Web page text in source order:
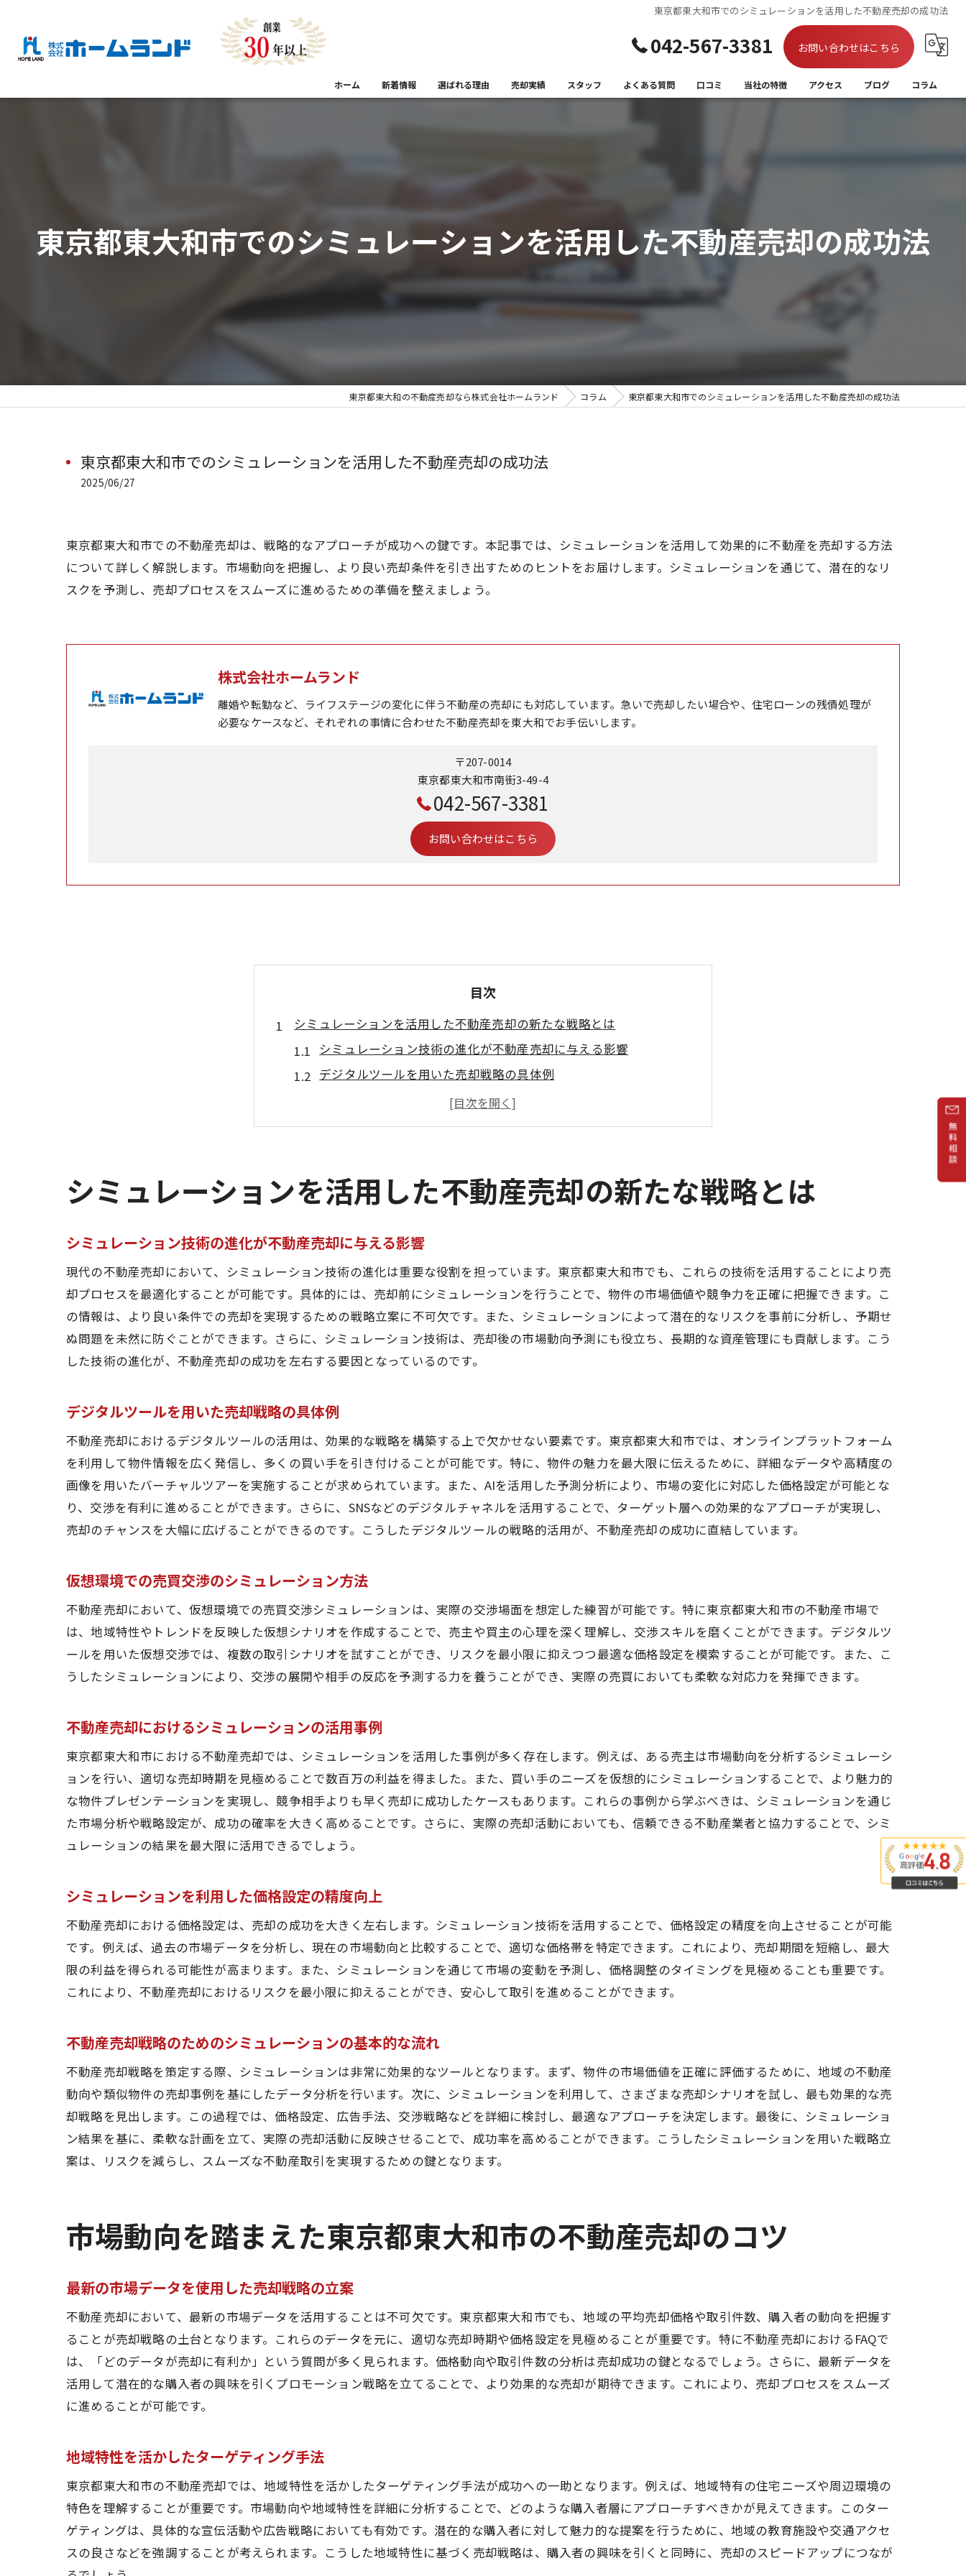
東京都東大和市でのシミュレーションを活用した不動産売却の成功法
042-567-3381 お問い合わせはこちら
ホーム 新着情報 選ばれる理由 売却実績 スタッフ よくある質問 口コミ 当社の特徴
住み替え
アクセス ブログ コラム
東京都東大和市でのシミュレーションを活用した不動産売却の成功法
東京都東大和の不動産売却なら株式会社ホームランド コラム 東京都東大和市でのシミュレーションを活用した不動産売却の成功法
東京都東大和市でのシミュレーションを活用した不動産売却の成功法
2025/06/27
東京都東大和市での不動産売却は、戦略的なアプローチが成功への鍵です。本記事では、シミュレーションを活用して効果的に不動産を売却する方法
について詳しく解説します。市場動向を把握し、より良い売却条件を引き出すためのヒントをお届けします。シミュレーションを通じて、潜在的なリ
スクを予測し、売却プロセスをスムーズに進めるための準備を整えましょう。
株式会社ホームランド
離婚や転勤など、ライフステージの変化に伴う不動産の売却にも対応しています。急いで売却したい場合や、住宅ローンの残債処理が
必要なケースなど、それぞれの事情に合わせた不動産売却を東大和でお手伝いします。
〒207-0014
東京都東大和市南街3-49-4
042-567-3381
お問い合わせはこちら
目次
シミュレーションを活用した不動産売却の新たな戦略とは
シミュレーション技術の進化が不動産売却に与える影響
デジタルツールを用いた売却戦略の具体例
仮想環境での売買交渉のシミュレーション方法
不動産売却におけるシミュレーションの活用事例
不動産売却戦略のためのシミュレーションの基本的な流れ
市場動向を踏まえた東京都東大和市の不動産売却のコツ
地域特性を活かしたターゲティング手法
季節ごとの市場動向を考慮した売却タイミング
データ分析による価格動向の予測とその利用法
東京都東大和市の特性を考えた売却手法のカスタマイズ
複数チャネルを活用した効果的な売却プロモーション
シミュレーションで明らかになる交渉ポイントの事前確認
予測される問題点とその解決策のシミュレーション
売却プロセスの透明性向上に向けたシミュレーション技術
時間短縮を図るためのシミュレーション活用法
実際の売却プロセスにおけるシミュレーションの活用事例
リスクを最小限に抑えるためのシミュレーション活用
不動産売却における主要リスクの特定とその対応策
突発的な市場変動に対する事前準備の重要性
契約トラブルを未然に防ぐための対策
シミュレーションで明らかになる潜在的なリスク要因
シミュレーションで見える不動産売却の潜在的なメリットとデメリット
シミュレーションがもたらす売却活動の効率化
デメリットを理解し成功へ導くためのポイント
不動産価値の最大化に向けたシミュレーション活用法
市場予測誤差を回避するためのシミュレーション戦略
メリットを活かした売却活動の最適化
戦略的な不動産売却を実現するためのシミュレーション活用法
売却戦略を強化するためのシミュレーションのステップ
効率的な交渉戦略を構築するためのシミュレーション活用
シミュレーションを通じて得られる市場の洞察
データ駆動型の売却戦略を支えるシミュレーション技術
市場データを最大限に活用した不動産売却の成功事例
データ分析に基づいた成功事例の紹介
市場データを活用した価格設定の成功要因
地域特性に応じたデータ駆動型売却戦略
市場データを最大限に活用するためのツールと技術
成功する不動産売却のために必要なシミュレーションのステップ
初期準備から実行までのシミュレーションステップ
売却プロセスにおけるシミュレーションの確認ポイント
シミュレーション結果の分析と売却戦略の修正
成功に導くためのシミュレーションの最適化
シミュレーションを活用した不動産売却の新たな戦略とは
シミュレーション技術の進化が不動産売却に与える影響
現代の不動産売却において、シミュレーション技術の進化は重要な役割を担っています。東京都東大和市でも、これらの技術を活用することにより売
却プロセスを最適化することが可能です。具体的には、売却前にシミュレーションを行うことで、物件の市場価値や競争力を正確に把握できます。こ
の情報は、より良い条件での売却を実現するための戦略立案に不可欠です。また、シミュレーションによって潜在的なリスクを事前に分析し、予期せ
ぬ問題を未然に防ぐことができます。さらに、シミュレーション技術は、売却後の市場動向予測にも役立ち、長期的な資産管理にも貢献します。こう
した技術の進化が、不動産売却の成功を左右する要因となっているのです。
デジタルツールを用いた売却戦略の具体例
不動産売却におけるデジタルツールの活用は、効果的な戦略を構築する上で欠かせない要素です。東京都東大和市では、オンラインプラットフォーム
を利用して物件情報を広く発信し、多くの買い手を引き付けることが可能です。特に、物件の魅力を最大限に伝えるために、詳細なデータや高精度の
画像を用いたバーチャルツアーを実施することが求められています。また、AIを活用した予測分析により、市場の変化に対応した価格設定が可能とな
り、交渉を有利に進めることができます。さらに、SNSなどのデジタルチャネルを活用することで、ターゲット層への効果的なアプローチが実現し、
売却のチャンスを大幅に広げることができるのです。こうしたデジタルツールの戦略的活用が、不動産売却の成功に直結しています。
仮想環境での売買交渉のシミュレーション方法
不動産売却において、仮想環境での売買交渉シミュレーションは、実際の交渉場面を想定した練習が可能です。特に東京都東大和市の不動産市場で
は、地域特性やトレンドを反映した仮想シナリオを作成することで、売主や買主の心理を深く理解し、交渉スキルを磨くことができます。デジタルツ
ールを用いた仮想交渉では、複数の取引シナリオを試すことができ、リスクを最小限に抑えつつ最適な価格設定を模索することが可能です。また、こ
うしたシミュレーションにより、交渉の展開や相手の反応を予測する力を養うことができ、実際の売買においても柔軟な対応力を発揮できます。
不動産売却におけるシミュレーションの活用事例
東京都東大和市における不動産売却では、シミュレーションを活用した事例が多く存在します。例えば、ある売主は市場動向を分析するシミュレーシ
ョンを行い、適切な売却時期を見極めることで数百万の利益を得ました。また、買い手のニーズを仮想的にシミュレーションすることで、より魅力的
な物件プレゼンテーションを実現し、競争相手よりも早く売却に成功したケースもあります。これらの事例から学ぶべきは、シミュレーションを通じ
た市場分析や戦略設定が、成功の確率を大きく高めることです。さらに、実際の売却活動においても、信頼できる不動産業者と協力することで、シミ
ュレーションの結果を最大限に活用できるでしょう。
シミュレーションを利用した価格設定の精度向上
不動産売却における価格設定は、売却の成功を大きく左右します。シミュレーション技術を活用することで、価格設定の精度を向上させることが可能
です。例えば、過去の市場データを分析し、現在の市場動向と比較することで、適切な価格帯を特定できます。これにより、売却期間を短縮し、最大
限の利益を得られる可能性が高まります。また、シミュレーションを通じて市場の変動を予測し、価格調整のタイミングを見極めることも重要です。
これにより、不動産売却におけるリスクを最小限に抑えることができ、安心して取引を進めることができます。
不動産売却戦略のためのシミュレーションの基本的な流れ
不動産売却戦略を策定する際、シミュレーションは非常に効果的なツールとなります。まず、物件の市場価値を正確に評価するために、地域の不動産
動向や類似物件の売却事例を基にしたデータ分析を行います。次に、シミュレーションを利用して、さまざまな売却シナリオを試し、最も効果的な売
却戦略を見出します。この過程では、価格設定、広告手法、交渉戦略などを詳細に検討し、最適なアプローチを決定します。最後に、シミュレーショ
ン結果を基に、柔軟な計画を立て、実際の売却活動に反映させることで、成功率を高めることができます。こうしたシミュレーションを用いた戦略立
案は、リスクを減らし、スムーズな不動産取引を実現するための鍵となります。
市場動向を踏まえた東京都東大和市の不動産売却のコツ
最新の市場データを使用した売却戦略の立案
不動産売却において、最新の市場データを活用することは不可欠です。東京都東大和市でも、地域の平均売却価格や取引件数、購入者の動向を把握す
ることが売却戦略の土台となります。これらのデータを元に、適切な売却時期や価格設定を見極めることが重要です。特に不動産売却におけるFAQで
は、「どのデータが売却に有利か」という質問が多く見られます。価格動向や取引件数の分析は売却成功の鍵となるでしょう。さらに、最新データを
活用して潜在的な購入者の興味を引くプロモーション戦略を立てることで、より効果的な売却が期待できます。これにより、売却プロセスをスムーズ
に進めることが可能です。
地域特性を活かしたターゲティング手法
東京都東大和市の不動産売却では、地域特性を活かしたターゲティング手法が成功への一助となります。例えば、地域特有の住宅ニーズや周辺環境の
特色を理解することが重要です。市場動向や地域特性を詳細に分析することで、どのような購入者層にアプローチすべきかが見えてきます。このター
ゲティングは、具体的な宣伝活動や広告戦略においても有効です。潜在的な購入者に対して魅力的な提案を行うために、地域の教育施設や交通アクセ
スの良さなどを強調することが考えられます。こうした地域特性に基づく売却戦略は、購入者の興味を引くと同時に、売却のスピードアップにつなが